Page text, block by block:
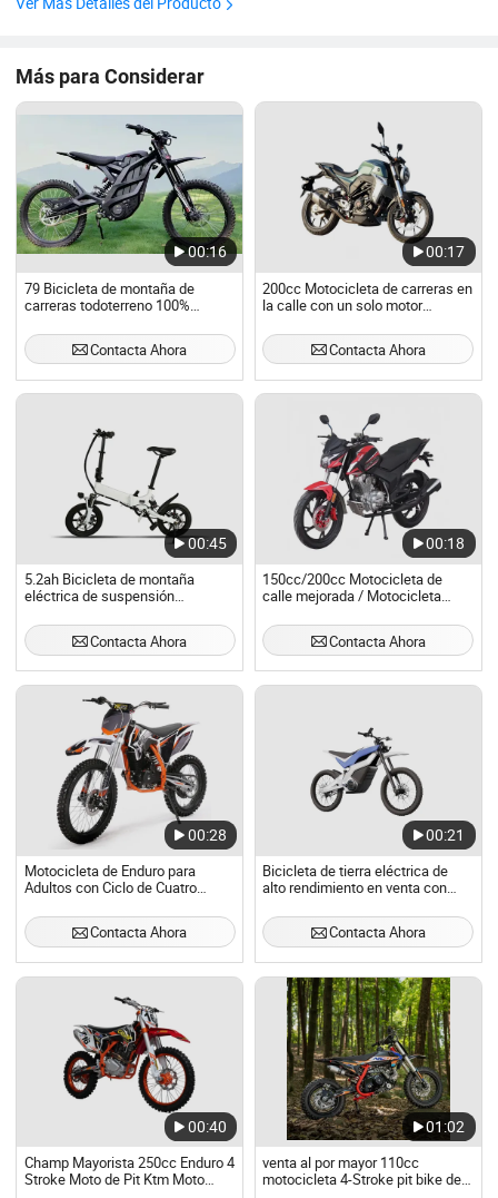
Más para Considerar
00:16
79 Bicicleta de montaña de
carreras todoterreno 100%
Torque
Contacta Ahora
00:17
200cc Motocicleta de carreras en
la calle con un solo motor
Contacta Ahora
00:45
5.2ah Bicicleta de montaña
eléctrica de suspensión
barata
Contacta Ahora
00:18
150cc/200cc Motocicleta de
calle mejorada / Motocicleta
Contacta Ahora
00:28
Motocicleta de Enduro para
Adultos con Ciclo de Cuatro
Contacta Ahora
00:21
Bicicleta de tierra eléctrica de
alto rendimiento en venta con
Contacta Ahora
00:40
Champ Mayorista 250cc Enduro 4
Stroke Moto de Pit Ktm Moto
01:02
venta al por mayor 110cc
motocicleta 4-Stroke pit bike de